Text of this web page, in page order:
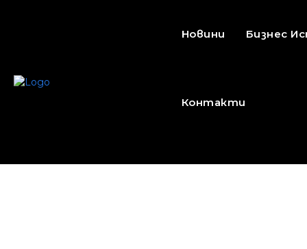
Новини Бизнес
Контакти